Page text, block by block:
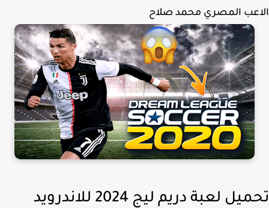
المصري محمد صلاح
تحميل لعبة دريم ليج 2024 للاندرويد